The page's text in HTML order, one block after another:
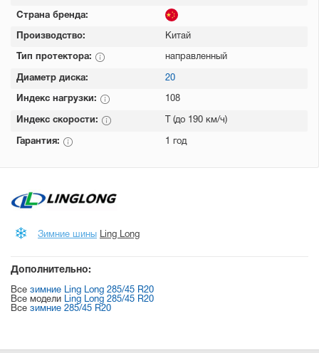
Страна бренда:
Производство: Китай
Тип протектора: направленный
Диаметр диска: 20
Индекс нагрузки: 108
Индекс скорости: T (до 190 км/ч)
Гарантия: 1 год
Зимние шины Ling Long
Дополнительно:
Все зимние Ling Long 285/45 R20
Все модели Ling Long 285/45 R20
Все зимние 285/45 R20